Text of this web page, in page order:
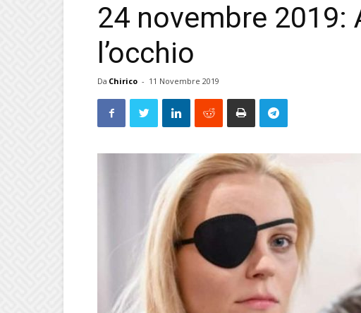
24 novembre 2019:
l’occhio
Da Chirico - 11 Novembre 2019